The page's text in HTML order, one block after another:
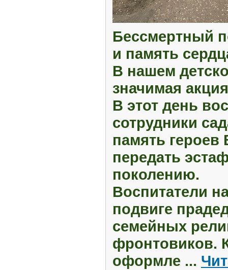
Бессмертный
и память
В нашем
значимая
В этот день
сотрудники
память
передать
поколению.
Воспитатели
подвиге
семейных
фронтовиков.
оформле ...